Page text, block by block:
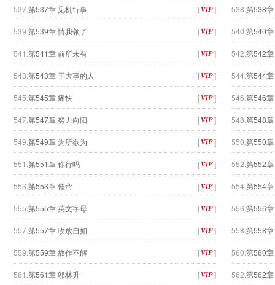
537.第537章 见机行事 [ ] 538. 第538
539. 第539章 情我领了 [ ] 540. 第540
541. 第541章 前所未有 [ ] 542. 第542
543. 第543章 干大事的人 [ ] 544. 第544
545. 第545章 痛快 [ ] 546. 第546
547.第547章 努力向阳 [ ] 548. 第548
549. 第549章 为所欲为 [ ] 550. 第550
551. 第551章 你行吗 [ ] 552. 第552
553. 第553章 催命 [ ] 554. 第554
555. 第555章 英文字母 [ ] 556. 第556
557.第557章 收放自如 [ ] 558. 第558
559. 第559章 故作不解 [ ] 560. 第560
561. 第561章 邬林升 [ ] 562. 第562